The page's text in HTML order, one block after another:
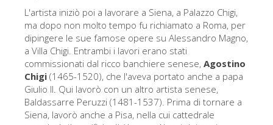
Museo Galileo
Il giardino di Boboli
La torre di Arnolfo
Corridoio Vasariano
Palazzo Vecchio
L'artista iniziò poi a lavorare a Siena, a Palazzo Chigi,
ma dopo non molto tempo fu richiamato a Roma, per
dipingere le sue famose opere su Alessandro Magno,
a Villa Chigi. Entrambi i lavori erano stati
commissionati dal ricco banchiere senese, Agostino
Chigi (1465-1520), che l'aveva portato anche a papa
Giulio II. Qui lavorò con un altro artista senese,
Baldassarre Peruzzi (1481-1537). Prima di tornare a
Siena, lavorò anche a Pisa, nella cui cattedrale